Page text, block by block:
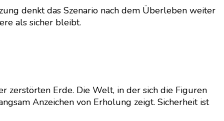
denkt das Szenario nach dem Überleben weiter
als sicher bleibt.
zerstörten Erde. Die Welt, in der sich die Figuren
Anzeichen von Erholung zeigt. Sicherheit ist